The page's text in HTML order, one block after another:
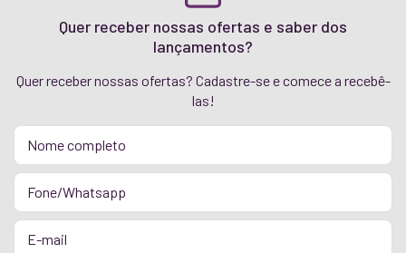
Quer receber nossas ofertas e saber dos
lançamentos?
Quer receber nossas ofertas? Cadastre-se e comece a recebê-
las!